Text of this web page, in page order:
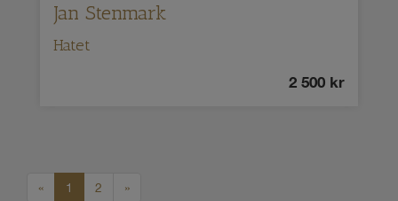
Jan Stenmark
Hatet
2 500 kr
« 1 2 »